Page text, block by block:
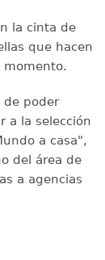
la cinta de
que hacen
momento.
de poder
a la selección
a casa",
del área de
a agencias